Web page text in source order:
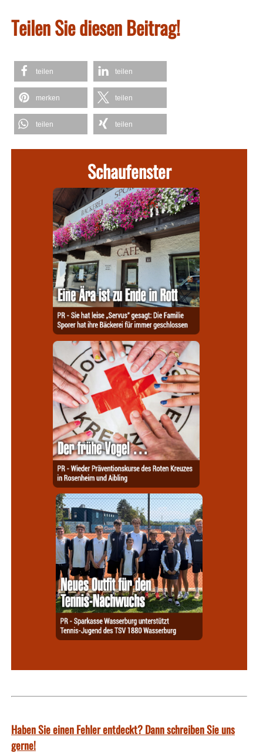
Teilen Sie diesen Beitrag!
teilen teilen
merken teilen
teilen teilen
Schaufenster
Haben Sie einen Fehler entdeckt? Dann schreiben Sie uns
gerne!